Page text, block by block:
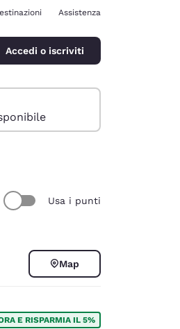
Assistenza
Accedi o iscriviti
Usa i punti
Map
E RISPARMIA IL 5%